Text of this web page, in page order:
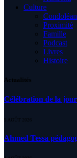
Culture
Proximité
Famille
Podcast
Livres
Histoire
Actualités
Célébration de la
5 AOÛT 2026
Ahmed Tessa